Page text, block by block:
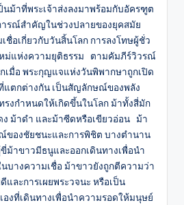
นม้าที่พระเจ้าส่งลงมาพร้อมกับอัครฑูต
ารณ์สำคัญในช่วงปลายของยุคสมัย
ชื่อเกี่ยวกับวันสิ้นโลก การลงโทษผู้ชั่ว
หม่แห่งความยุติธรรม ตามคัมภีร์วิวรณ์
เมื่อ พระกุญแจแห่งวันพิพากษาถูกเปิด
ตกต่างกัน เป็นสัญลักษณ์ของพลัง
รงกำหนดให้เกิดขึ้นในโลก ม้าทั้งสี่มัก
ง ม้าดำ และม้าซีดหรือเขียวอ่อน ม้า
องชัยชนะและการพิชิต บางตำนาน
ม้าขาวมีธนูและออกเดินทางเพื่อนำ
บางความเชื่อ ม้าขาวยังถูกตีความว่า
ละการเผยพระวจนะ หรือเป็น
งที่เดินทางเพื่อนำความรอดให้มนุษย์